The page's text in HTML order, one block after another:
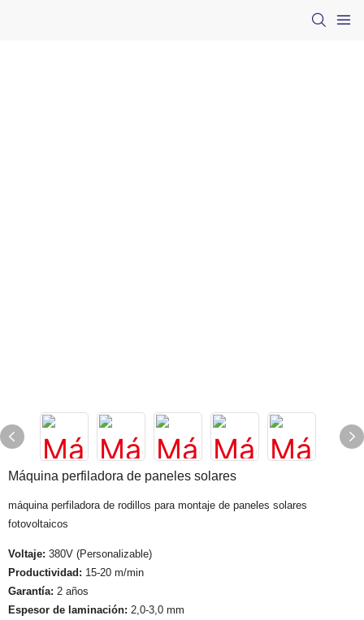
Máquina perfiladora de paneles solares
máquina perfiladora de rodillos para montaje de paneles solares
fotovoltaicos
Voltaje: 380V (Personalizable)
Productividad: 15-20 m/min
Garantía: 2 años
Espesor de laminación: 2,0-3,0 mm